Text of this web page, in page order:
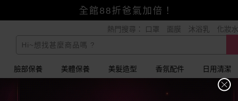
賺美幣~換好禮~立即換GO~
小三美日x全支付~美幣+全點折上折超划算
全館88折爸氣加倍！
熱門搜尋： 口罩 面膜 沐浴乳 化妝水
臉部保養 美體保養 美髮造型 香氛配件 日用清潔